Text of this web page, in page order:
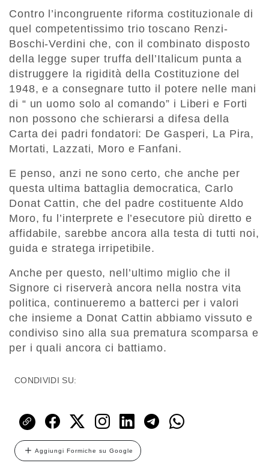
Contro l’incongruente riforma costituzionale di
quel competentissimo trio toscano Renzi-
Boschi-Verdini che, con il combinato disposto
della legge super truffa dell’Italicum punta a
distruggere la rigidità della Costituzione del
1948, e a consegnare tutto il potere nelle mani
di “ un uomo solo al comando” i Liberi e Forti
non possono che schierarsi a difesa della
Carta dei padri fondatori: De Gasperi, La Pira,
Mortati, Lazzati, Moro e Fanfani.
E penso, anzi ne sono certo, che anche per
questa ultima battaglia democratica, Carlo
Donat Cattin, che del padre costituente Aldo
Moro, fu l’interprete e l’esecutore più diretto e
affidabile, sarebbe ancora alla testa di tutti noi,
guida e stratega irripetibile.
Anche per questo, nell’ultimo miglio che il
Signore ci riserverà ancora nella nostra vita
politica, continueremo a batterci per i valori
che insieme a Donat Cattin abbiamo vissuto e
condiviso sino alla sua prematura scomparsa e
per i quali ancora ci battiamo.
CONDIVIDI SU:
Aggiungi Formiche su Google